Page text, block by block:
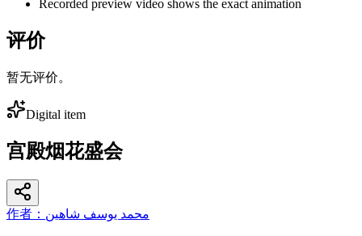
Recorded preview video shows the exact animation
评价
暂无评价。
Digital item
宫殿烟花盛会
作者：محمد يوسف شاهين